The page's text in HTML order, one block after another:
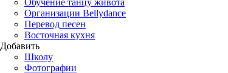
Обучение танцу живота
Организации Bellydance
Перевод песен
Восточная кухня
Добавить
Школу
Фотографии